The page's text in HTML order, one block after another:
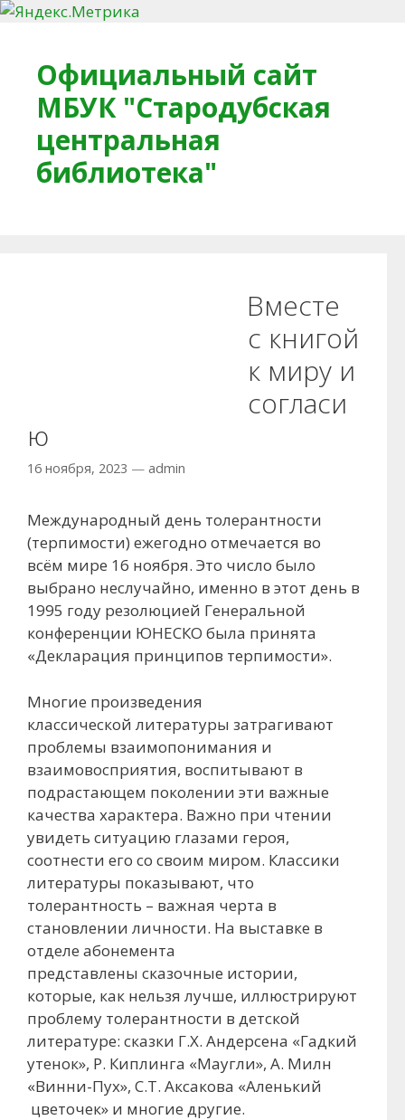
Официальный сайт
МБУК "Стародубская
центральная
библиотека"
Вместе
с книгой
к миру и
согласи
ю
16 ноября, 2023 — admin
Международный день толерантности
(терпимости) ежегодно отмечается во
всём мире 16 ноября. Это число было
выбрано неслучайно, именно в этот день в
1995 году резолюцией Генеральной
конференции ЮНЕСКО была принята
«Декларация принципов терпимости».
Многие произведения
классической литературы затрагивают
проблемы взаимопонимания и
взаимовосприятия, воспитывают в
подрастающем поколении эти важные
качества характера. Важно при чтении
увидеть ситуацию глазами героя,
соотнести его со своим миром. Классики
литературы показывают, что
толерантность – важная черта в
становлении личности. На выставке в
отделе абонемента
представлены сказочные истории,
которые, как нельзя лучше, иллюстрируют
проблему толерантности в детской
литературе: сказки Г.Х. Андерсена «Гадкий
утенок», Р. Киплинга «Маугли», А. Милн
«Винни-Пух», С.Т. Аксакова «Аленький
цветочек» и многие другие.